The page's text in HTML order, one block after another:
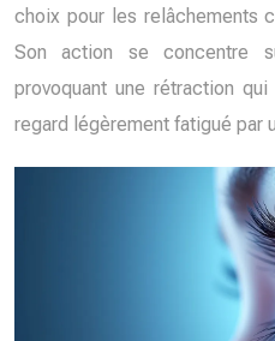
choix pour les relâchements
Son action se concentre
provoquant une rétraction
regard légèrement fatigué par